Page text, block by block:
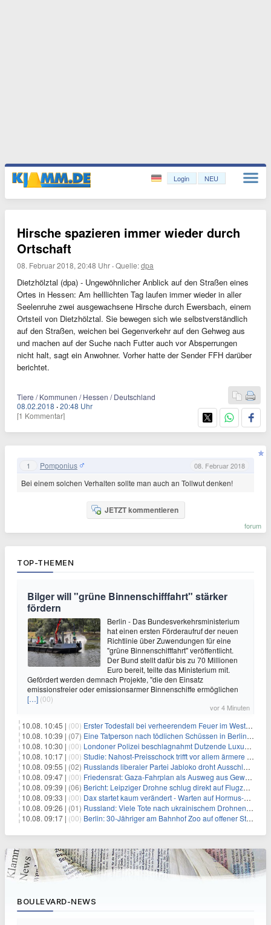
Login NEU
Hirsche spazieren immer wieder durch
Ortschaft
08. Februar 2018, 20:48 Uhr ·Quelle:dpa
Dietzhölztal (dpa) - Ungewöhnlicher Anblick auf den Straßen eines
Ortes in Hessen: Am helllichten Tag laufen immer wieder in aller
Seelenruhe zwei ausgewachsene Hirsche durch Ewersbach, einem
Ortsteil von Dietzhölztal. Sie bewegen sich wie selbstverständlich
auf den Straßen, weichen bei Gegenverkehr auf den Gehweg aus
und machen auf der Suche nach Futter auch vor Absperrungen
nicht halt, sagt ein Anwohner. Vorher hatte der Sender FFH darüber
berichtet.
Tiere / Kommunen / Hessen / Deutschland
08.02.2018 ·20:48 Uhr
[1 Kommentar]
1 Pomponius 08. Februar 2018
Bei einem solchen Verhalten sollte man auch an Tollwut denken!
JETZT kommentieren
forum
TOP-THEMEN
Bilger will "grüne Binnenschifffahrt" stärker
fördern
Berlin - Das Bundesverkehrsministerium
hat einen ersten Förderaufruf der neuen
Richtlinie über Zuwendungen für eine
"grüne Binnenschifffahrt" veröffentlicht.
Der Bund stellt dafür bis zu 70 Millionen
Euro bereit, teilte das Ministerium mit.
Gefördert werden demnach Projekte, "die den Einsatz
emissionsfreier oder emissionsarmer Binnenschiffe ermöglichen
[…] (00)
vor 4 Minuten
10.08. 10:45 | (00) Erster Todesfall bei verheerendem Feuer im Westen Kanadas
10.08. 10:39 | (07) Eine Tatperson nach tödlichen Schüssen in Berlin im Visier
10.08. 10:30 | (00) Londoner Polizei beschlagnahmt Dutzende Luxusautos
10.08. 10:17 | (00) Studie: Nahost-Preisschock trifft vor allem ärmere Haushalte
10.08. 09:55 | (02) Russlands liberaler Partei Jabloko droht Ausschluss von Wahl
10.08. 09:47 | (00) Friedensrat: Gaza-Fahrplan als Ausweg aus Gewaltspirale
10.08. 09:39 | (06) Bericht: Leipziger Drohne schlug direkt auf Flugzeug ein
10.08. 09:33 | (00) Dax startet kaum verändert - Warten auf Hormus-Öffnung geht weiter
10.08. 09:26 | (01) Russland: Viele Tote nach ukrainischem Drohnenangriff
10.08. 09:17 | (00) Berlin: 30-Jähriger am Bahnhof Zoo auf offener Straße erschossen
BOULEVARD-NEWS